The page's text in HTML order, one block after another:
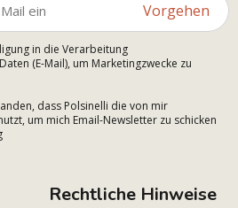
Vorgehen
in die Verarbeitung
(E-Mail), um Marketingzwecke zu
dass Polsinelli die von mir
um mich Email-Newsletter zu schicken
Rechtliche Hinweise